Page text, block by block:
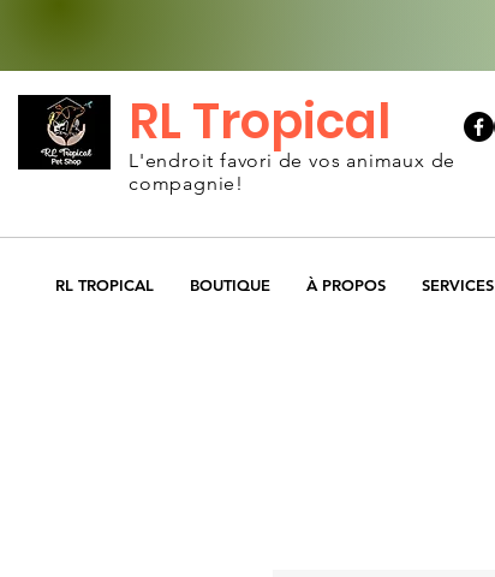
RL Tropical
L'endroit favori de vos animaux de
compagnie!
RL TROPICAL BOUTIQUE À PROPOS SERVICES